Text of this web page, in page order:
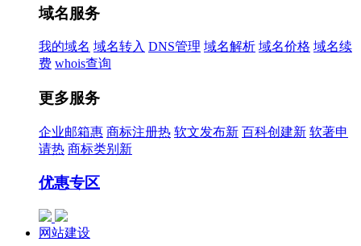
域名服务
我的域名 域名转入 DNS管理 域名解析 域名价格 域名续
费 whois查询
更多服务
企业邮箱惠 商标注册热 软文发布新 百科创建新 软著申
请热 商标类别 新
优惠专区
网站建设